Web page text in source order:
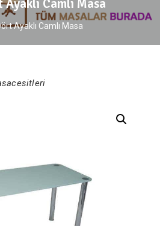
Camlı Masa
Ayaklı Camlı Masa